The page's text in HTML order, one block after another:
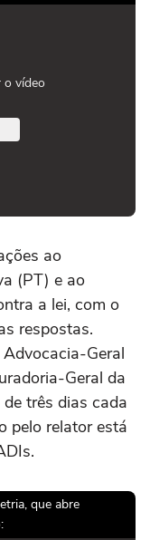
o vídeo
ao
(PT) e ao
a lei, com o
respostas.
Geral
Geral da
três dias cada
pelo relator está
que abre